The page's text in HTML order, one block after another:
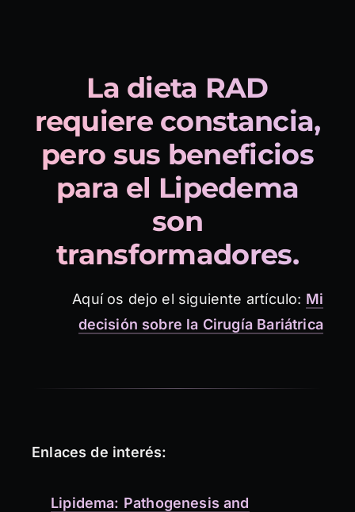
La dieta RAD
requiere constancia,
pero sus beneficios
para el Lipedema
son
transformadores.
Aquí os dejo el siguiente artículo: Mi
decisión sobre la Cirugía Bariátrica
Enlaces de interés:
Lipidema: Pathogenesis and